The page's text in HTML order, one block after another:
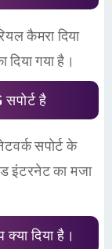
कैमरा दिया
गया है।
है
सपोर्ट के
इंटरनेट का मजा
दिया है।